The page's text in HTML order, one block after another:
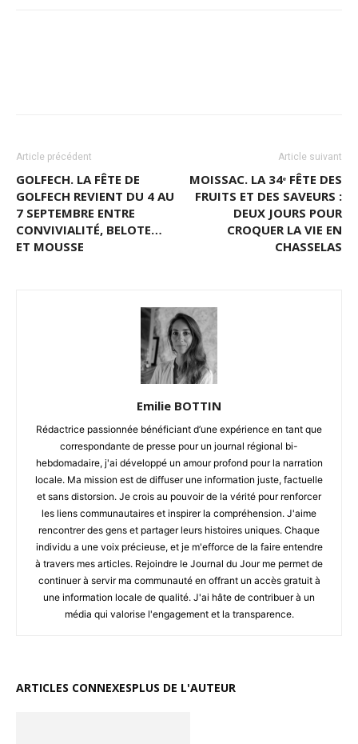
Article précédent
GOLFECH. LA FÊTE DE
GOLFECH REVIENT DU 4 AU
7 SEPTEMBRE ENTRE
CONVIVIALITÉ, BELOTE…
ET MOUSSE
Article suivant
MOISSAC. LA 34ᵉ FÊTE DES
FRUITS ET DES SAVEURS :
DEUX JOURS POUR
CROQUER LA VIE EN
CHASSELAS
Emilie BOTTIN
Rédactrice passionnée bénéficiant d’une expérience en tant que
correspondante de presse pour un journal régional bi-
hebdomadaire, j'ai développé un amour profond pour la narration
locale. Ma mission est de diffuser une information juste, factuelle
et sans distorsion. Je crois au pouvoir de la vérité pour renforcer
les liens communautaires et inspirer la compréhension. J'aime
rencontrer des gens et partager leurs histoires uniques. Chaque
individu a une voix précieuse, et je m'efforce de la faire entendre
à travers mes articles. Rejoindre le Journal du Jour me permet de
continuer à servir ma communauté en offrant un accès gratuit à
une information locale de qualité. J'ai hâte de contribuer à un
média qui valorise l'engagement et la transparence.
ARTICLES CONNEXESPLUS DE L'AUTEUR